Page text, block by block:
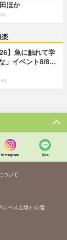
ほか
楽
】魚に触れて学
」イベント8/8…
Instagram line
ついて
ロース上場）の運